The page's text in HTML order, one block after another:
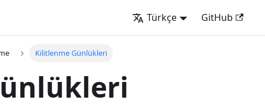
Türkçe GitHub
Kilitlenme Günlükleri